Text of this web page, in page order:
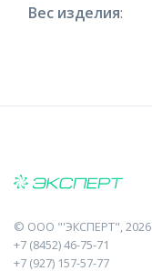
Вес изделия:
© ООО "'ЭКСПЕРТ", 2026
+7 (8452) 46-75-71
+7 (927) 157-57-77